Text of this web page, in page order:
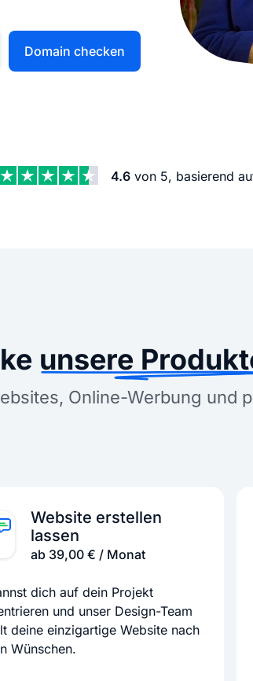
Erstelle schnell gute Domains
Website
Unser
Domain checken
4.6 von 5, basierend
unsere
Online-Werbung und
Website erstellen
lassen
ab 39,00 € / Monat
dich auf dein Projekt
und unser Design-Team
deine einzigartige Website nach
Wünschen.